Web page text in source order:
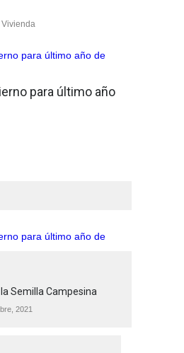
para último año
Semilla Campesina
2021